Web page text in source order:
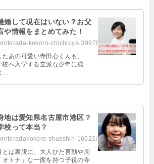
婚して現在はいない？お父
や情報をまとめてみた！
terada-kokoro-chichioya-39970/
あの可愛い寺田心くんも、
へ入学する立派な少年に成
…
地は愛知県名古屋市港区？
校って本当？
teradakokoro-shusshin-16022/
は裏腹に、大人びた言動や周
オトナ」な一面を持つ子役の寺